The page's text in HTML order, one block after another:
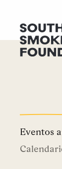
Eventos